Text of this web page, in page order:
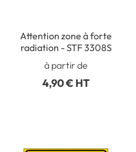
Attention zone à forte
radiation - STF 3308S
à partir de
4,90 € HT